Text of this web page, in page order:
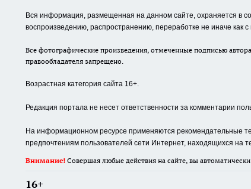
Вся информация, размещенная на данном сайте, охраняется в
воспроизведению, распространению, переработке не иначе как
Все фотографические произведения, отмеченные подписью
правообладателя запрещено.
Возрастная категория сайта 16+.
Редакция портала не несет ответственности за комментарии
На информационном ресурсе применяются рекомендательные
предпочтениям пользователей сети Интернет, находящихся на
Внимание! Совершая любые действия на сайте, вы
16+